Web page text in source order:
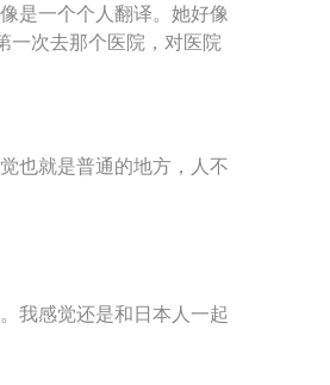
是一个个人翻译。她好像
一次去那个医院，对医院
也就是普通的地方，人不
我感觉还是和日本人一起